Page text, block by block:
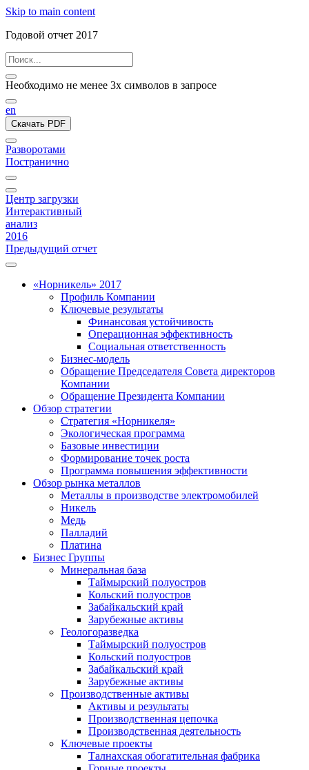
Skip to main content
Годовой отчет 2017
Необходимо не менее 3х символов в запросе
en
Скачать PDF
Разворотами
Постранично
Центр загрузки
Интерактивный
анализ
2016
Предыдущий отчет
«Норникель» 2017
Профиль Компании
Ключевые результаты
Финансовая устойчивость
Операционная эффективность
Социальная ответственность
Бизнес-модель
Обращение Председателя Совета директоров
Компании
Обращение Президента Компании
Обзор стратегии
Стратегия «Норникеля»
Экологическая программа
Базовые инвестиции
Формирование точек роста
Программа повышения эффективности
Обзор рынка металлов
Металлы в производстве электромобилей
Никель
Медь
Палладий
Платина
Бизнес Группы
Минеральная база
Таймырский полуостров
Кольский полуостров
Забайкальский край
Зарубежные активы
Геологоразведка
Таймырский полуостров
Кольский полуостров
Забайкальский край
Зарубежные активы
Производственные активы
Активы и результаты
Производственная цепочка
Производственная деятельность
Ключевые проекты
Талнахская обогатительная фабрика